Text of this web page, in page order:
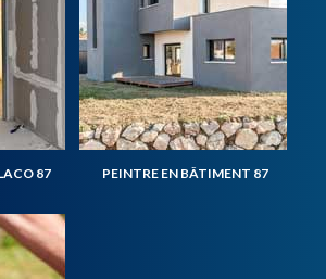
87 PEINTRE EN BÂTIMENT 87